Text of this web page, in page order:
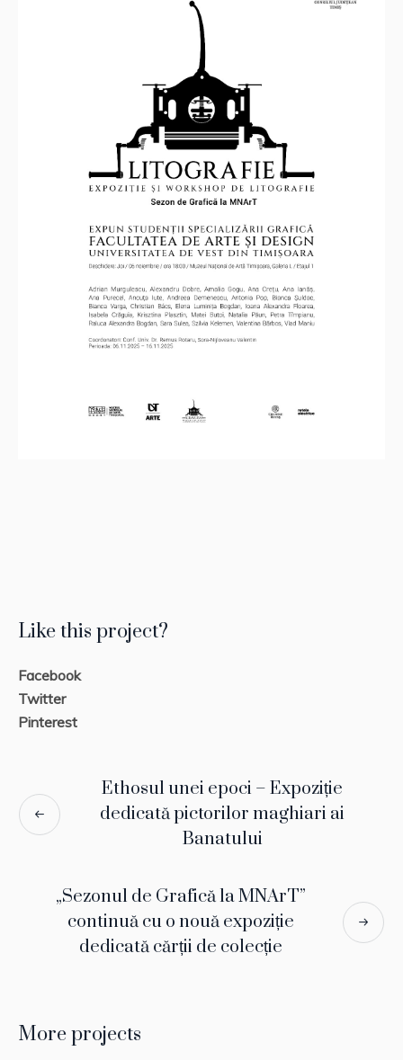
Like this project?
Facebook
Twitter
Pinterest
Ethosul unei epoci – Expoziție
dedicată pictorilor maghiari ai
Banatului
„Sezonul de Grafică la MNArT”
continuă cu o nouă expoziție
dedicată cărții de colecție
More projects